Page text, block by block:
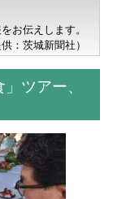
お伝えします。
供：茨城新聞社）
ツアー、